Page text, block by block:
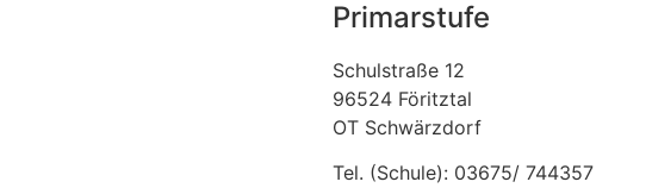
Primarstufe
Schulstraße 12
96524 Föritztal
OT Schwärzdorf
Tel. (Schule): 03675/ 744357